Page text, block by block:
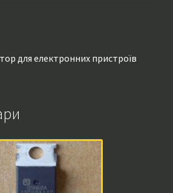
для електронних пристроїв